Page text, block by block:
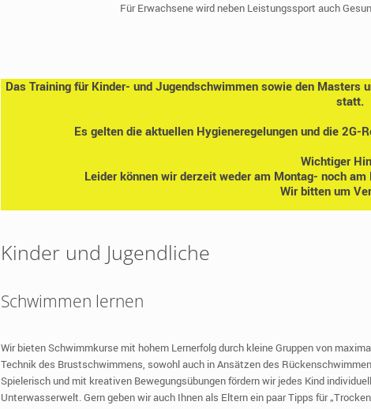
Für Erwachsene wird neben Leistungssport auch
Das Training für Kinder- und Jugendschwimmen sowie den
statt.
Es gelten die aktuellen Hygieneregelungen und die
Wichtiger
Leider können wir derzeit weder am Montag- noch
Wir bitten um
Kinder und Jugendliche
Schwimmen lernen
Wir bieten Schwimmkurse mit hohem Lernerfolg durch kleine Gruppen von
Technik des Brustschwimmens, sowohl auch in Ansätzen des
Spielerisch und mit kreativen Bewegungsübungen fördern wir jedes Kind
Unterwasserwelt. Gern geben wir auch Ihnen als Eltern ein paar Tipps für